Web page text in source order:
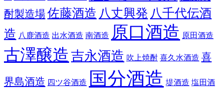
酎製造場佐藤酒造 八丈興発 八千代伝酒
造 八鹿酒造 出水酒造 南酒造 原口酒造 原田酒造
古澤醸造 吉永酒造 吹上焼酎 喜久水酒造 喜
界島酒造 四ツ谷酒造 国分酒造 堤酒造 塩田酒